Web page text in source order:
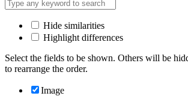
Hide similarities
Highlight differences
Select the fields to be shown. Others will be
to rearrange the order.
Image